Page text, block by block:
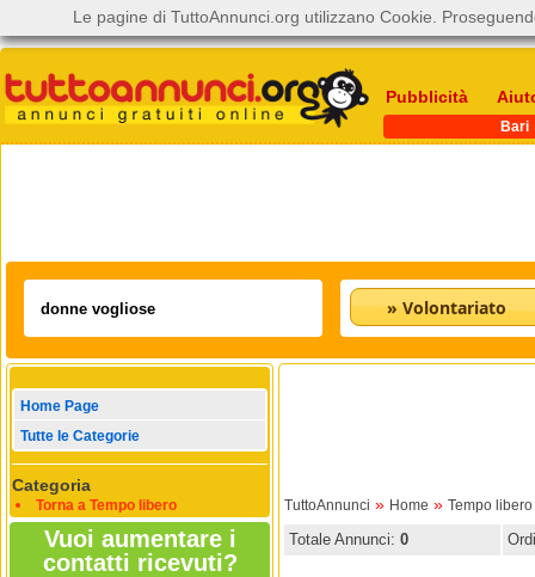
Pubblicità
Bari
» Volontariato
Home Page
Tutte le Categorie
Categoria
Torna a Tempo libero
Vuoi aumentare i
contatti ricevuti?
TuttoAnnunci » Home » Tempo libero
Totale Annunci: 0
Le pagine di TuttoAnnunci.org utilizzano Cookie.